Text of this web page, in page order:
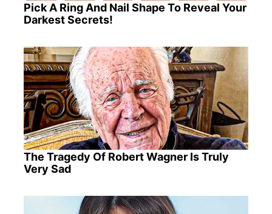
Pick A Ring And Nail Shape To Reveal Your
Darkest Secrets!
The Tragedy Of Robert Wagner Is Truly
Very Sad